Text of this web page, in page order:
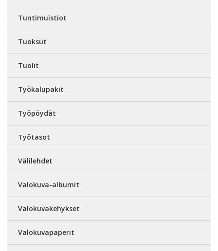
Tuntimuistiot
Tuoksut
Tuolit
Työkalupakit
Työpöydät
Työtasot
Välilehdet
Valokuva-albumit
Valokuvakehykset
Valokuvapaperit